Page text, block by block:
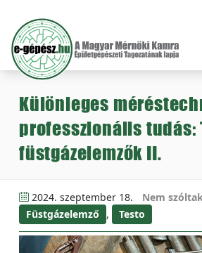
Különleges
professzionális tudás:
füstgázelemzők II.
2024. szeptember 18.
Nem
Füstgázelemző , Testo